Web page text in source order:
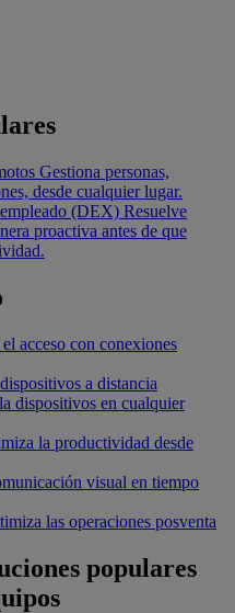
Gestiona personas,
desde cualquier lugar.
(DEX) Resuelve
proactiva antes de que
acceso con conexiones
a distancia
dispositivos en cualquier
la productividad desde
visual en tiempo
las operaciones posventa
populares